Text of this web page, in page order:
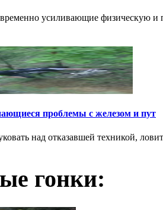
усиливающие физическую и
проблемы с железом и пут
над отказавшей техникой,
гонки: